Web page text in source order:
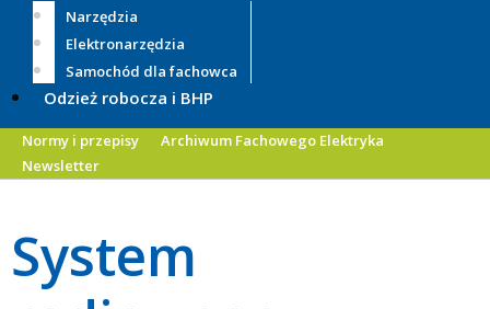
Narzędzia
Elektronarzędzia
Samochód dla fachowca
Odzież robocza i BHP
Normy i przepisy
Archiwum Fachowego Elektryka
Newsletter
System